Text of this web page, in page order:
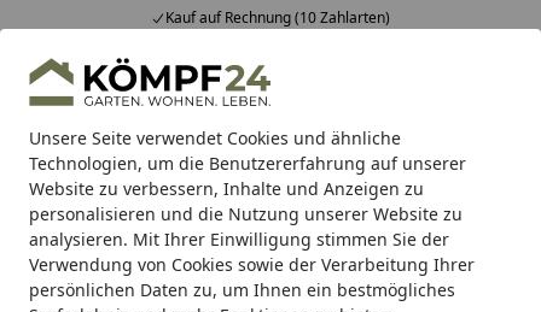
Unsere Seite verwendet Cookies und ähnliche
Technologien, um die Benutzererfahrung auf unserer
Website zu verbessern, Inhalte und Anzeigen zu
personalisieren und die Nutzung unserer Website zu
analysieren. Mit Ihrer Einwilligung stimmen Sie der
Verwendung von Cookies sowie der Verarbeitung Ihrer
persönlichen Daten zu, um Ihnen ein bestmögliches
Kauf auf Rechnung (10 Zahlarten)
Alle Produkte
Mein Konto
Suchen
Startseite
Pools Aufstellpool Whirlpool & Hot Tub Hot Tub
Hot Tub